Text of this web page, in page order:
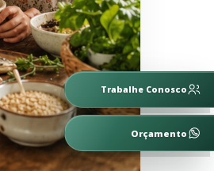
Trabalhe Conosco
Orçamento